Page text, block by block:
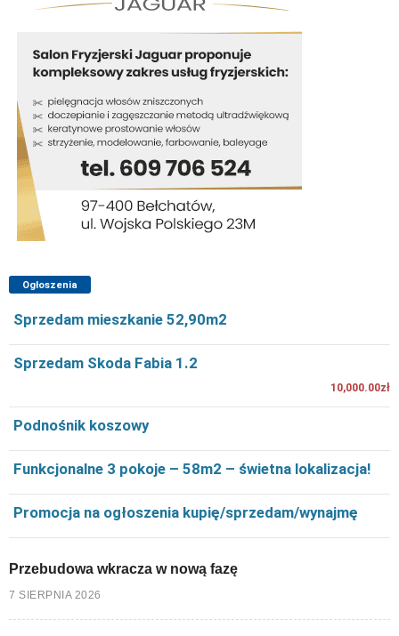
Ogłoszenia
Sprzedam mieszkanie 52,90m2
Sprzedam Skoda Fabia 1.2
10,000.00zł
Podnośnik koszowy
Funkcjonalne 3 pokoje – 58m2 – świetna lokalizacja!
Promocja na ogłoszenia kupię/sprzedam/wynajmę
Przebudowa wkracza w nową fazę
7 SIERPNIA 2026